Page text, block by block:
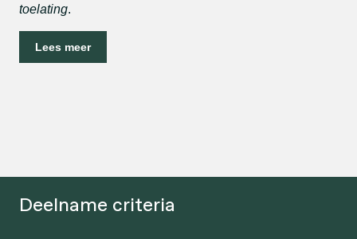
toelating.
Lees meer
Deelname criteria